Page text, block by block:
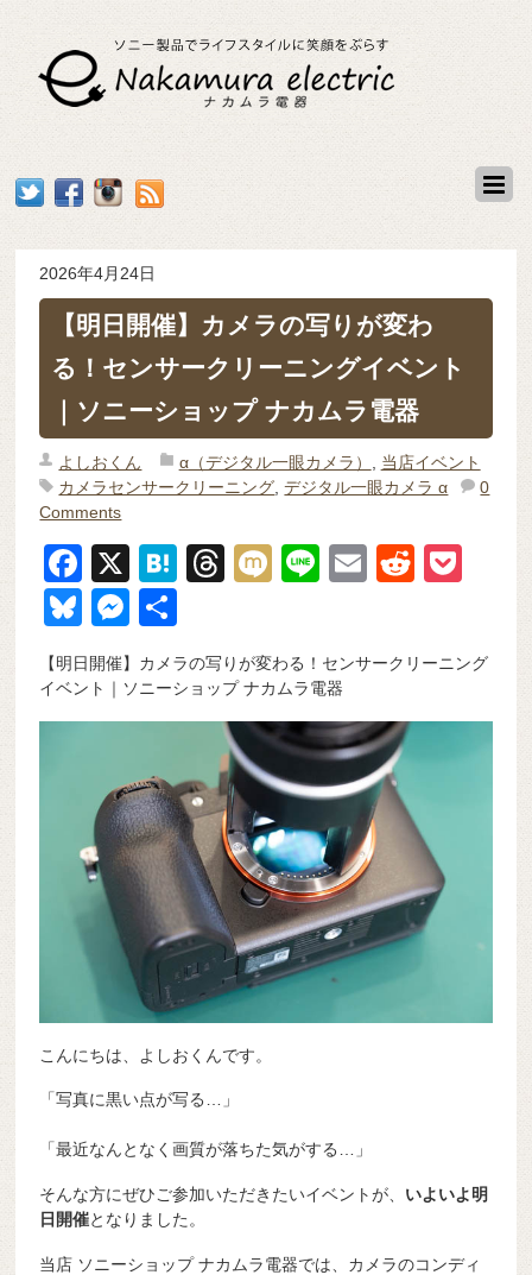
2026年4月24日
【明日開催】カメラの写りが変わ
る！センサークリーニングイベント
｜ソニーショップ ナカムラ電器
よしおくん α（デジタル一眼カメラ）
当店イベント
カメラセンサークリーニング ,デジタル一眼カメラ α
0
Comments
F
a
c
e
b
o
k
X
H
n
a
T
a
d
s
M
Li
E
R
di
t
et
Bl
u
e
sk
M
ss
e
g
er
有
【明日開催】カメラの写りが変わる！センサークリーニング
イベント｜ソニーショップ ナカムラ電器
こんにちは、よしおくんです。
「写真に黒い点が写る…」
「最近なんとなく画質が落ちた気がする…」
そんな方にぜひご参加いただきたいイベントが、 いよいよ明
日開催となりました。
当店 ソニーショップ ナカムラ電器では、カメラのコンディ